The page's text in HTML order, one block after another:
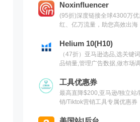
具以及出海干货集锦,欢迎关注
Noxinfluencer
(95折)深度链接全球4300万优
红、亿万流量，助您高效出海
Helium 10(H10)
（47折）亚马逊选品,选关键
品销量,管理广告数据,做市场
工具优惠券
最高直降$200,亚马逊/独立站/
销/Tiktok营销工具专属优惠券